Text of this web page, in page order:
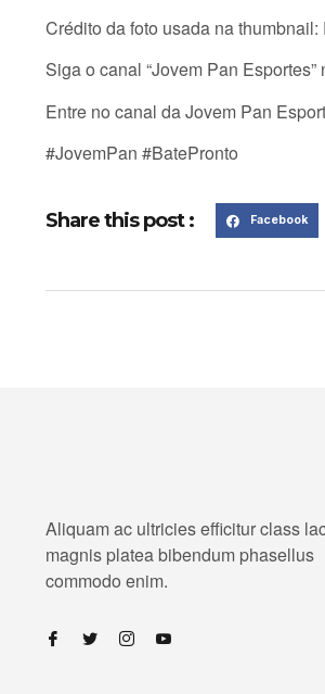
Crédito da foto usada na
Siga o canal “Jovem Pan
Entre no canal da Jovem Pan
#JovemPan #BatePronto
Share this post : Facebook
Aliquam ac ultricies efficitur class
magnis platea bibendum phasellus
commodo enim.